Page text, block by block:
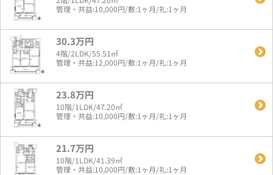
管理・共益:10,000円/敷:1ヶ月/礼:1ヶ月
30.3万円
4階/2LDK/55.51㎡
管理・共益:12,000円/敷:1ヶ月/礼:1ヶ月
23.8万円
10階/1LDK/47.20㎡
管理・共益:10,000円/敷:1ヶ月/礼:1ヶ月
21.7万円
10階/1LDK/41.39㎡
管理・共益:10,000円/敷:1ヶ月/礼:1ヶ月